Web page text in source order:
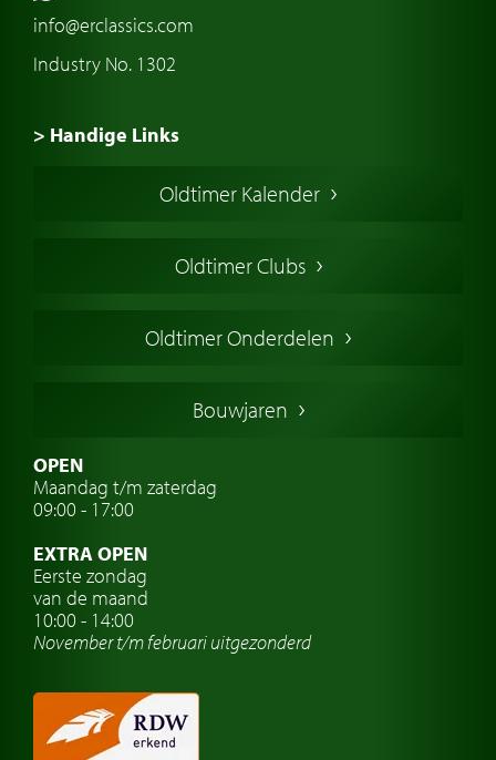
info@erclassics.com
Industry No. 1302
> Handige Links
Amerikaanse oldtimers
Franse oldtimers
Zweedse oldtimers
Oldtimer verzekering
Oldtimer reizen
Oldtimerwerkplaats
Automerk horloges
Classic cars Nederland
Oldtimer Kalender
Oldtimer Clubs
Oldtimer Onderdelen
Bouwjaren
OPEN
Maandag t/m zaterdag
09:00 - 17:00
EXTRA OPEN
Eerste zondag
van de maand
10:00 - 14:00
November t/m februariuitgezonderd